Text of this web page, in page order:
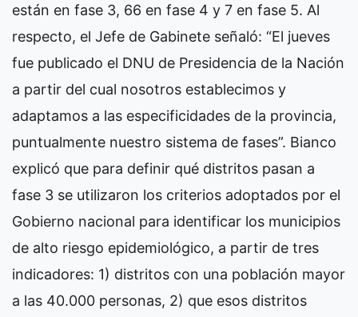
están en fase 3, 66 en fase 4 y 7 en fase 5. Al
respecto, el Jefe de Gabinete señaló: “El jueves
fue publicado el DNU de Presidencia de la Nación
a partir del cual nosotros establecimos y
adaptamos a las especificidades de la provincia,
puntualmente nuestro sistema de fases”. Bianco
explicó que para definir qué distritos pasan a
fase 3 se utilizaron los criterios adoptados por el
Gobierno nacional para identificar los municipios
de alto riesgo epidemiológico, a partir de tres
indicadores: 1) distritos con una población mayor
a las 40.000 personas, 2) que esos distritos